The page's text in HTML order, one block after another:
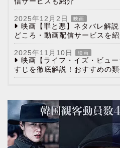
2025年12月2日 映画
映画【罪と悪】ネタバレ解
どころ・動画配信サービスを
2025年11月10日 映画
映画【ライフ・イズ・ビュ
すじを徹底解説！おすすめの類